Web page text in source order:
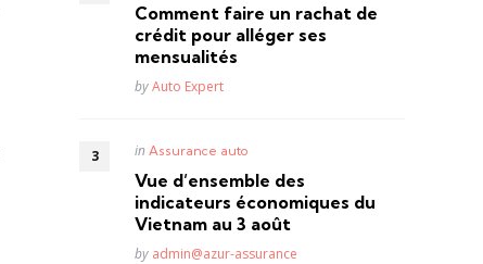
Comment faire un rachat de
crédit pour alléger ses
mensualités
Posted
byAuto Expert
Posted
in Assurance auto
Vue d’ensemble des
indicateurs économiques du
Vietnam au 3 août
Posted
by admin@azur-assurance